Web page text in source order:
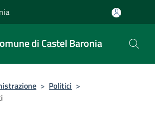
di Castel Baronia
> Politici >